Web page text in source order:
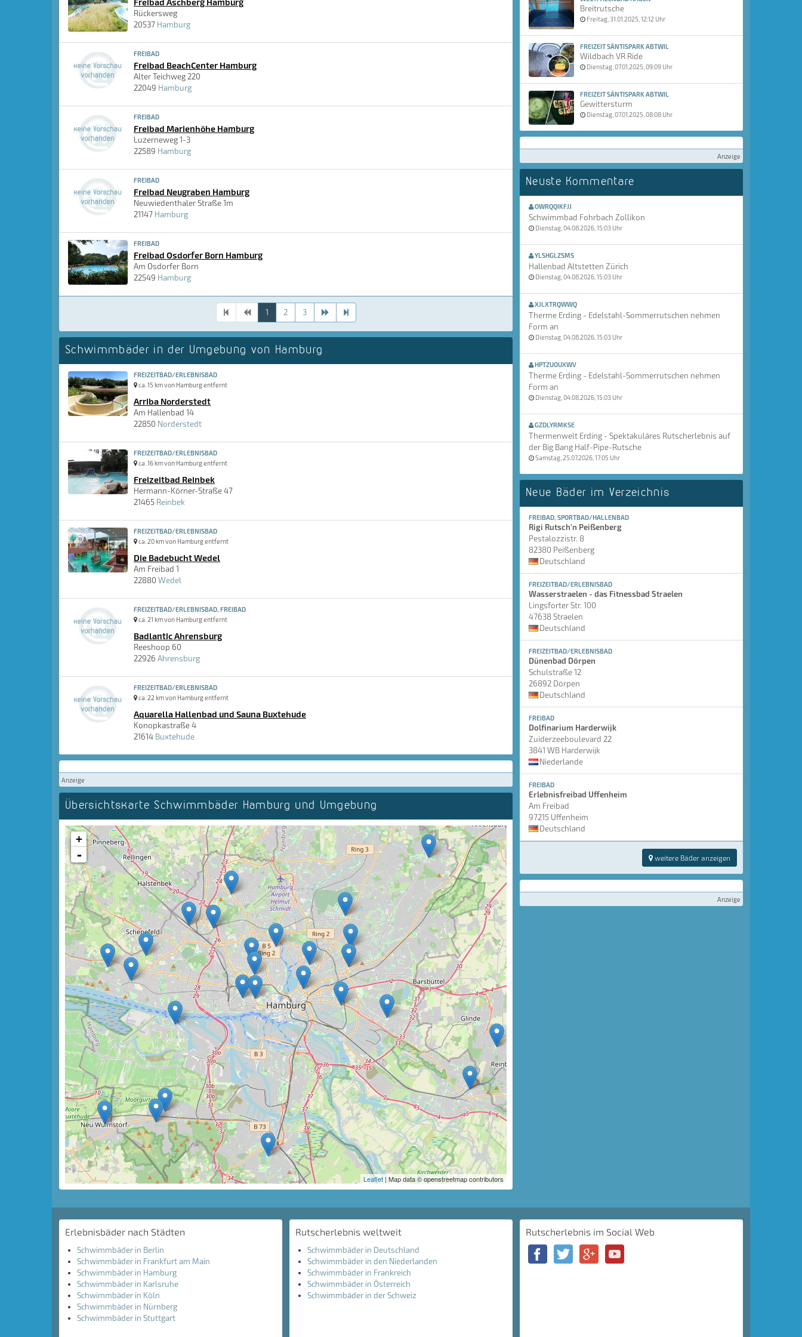
Rückersweg
20537 Hamburg
FREIBAD
Freibad BeachCenter Hamburg
Alter Teichweg 220
22049 Hamburg
FREIBAD
Freibad Marienhöhe Hamburg
Luzerneweg 1-3
22589 Hamburg
FREIBAD
Freibad Neugraben Hamburg
Neuwiedenthaler Straße 1m
21147 Hamburg
FREIBAD
Freibad Osdorfer Born Hamburg
Am Osdorfer Born
22549 Hamburg
1 2 3
Schwimmbäder in der Umgebung von Hamburg
FREIZEITBAD/ERLEBNISBAD
ca. 15 km von Hamburg entfernt
Arriba Norderstedt
Am Hallenbad 14
22850 Norderstedt
FREIZEITBAD/ERLEBNISBAD
ca. 16 km von Hamburg entfernt
Freizeitbad Reinbek
Hermann-Körner-Straße 47
21465 Reinbek
FREIZEITBAD/ERLEBNISBAD
ca. 20 km von Hamburg entfernt
Die Badebucht Wedel
Am Freibad 1
22880 Wedel
FREIZEITBAD/ERLEBNISBAD, FREIBAD
ca. 21 km von Hamburg entfernt
Badlantic Ahrensburg
Reeshoop 60
22926 Ahrensburg
FREIZEITBAD/ERLEBNISBAD
ca. 22 km von Hamburg entfernt
Aquarella Hallenbad und Sauna Buxtehude
Konopkastraße 4
21614 Buxtehude
Anzeige
Übersichtskarte Schwimmbäder Hamburg und Umgebung
+
-
Leaflet | Map data © openstreetmap contributors
Breitrutsche
Freitag, 31.01.2025, 12:12 Uhr
FREIZEIT SÄNTISPARK ABTWIL
Wildbach VR Ride
Dienstag, 07.01.2025, 09:09 Uhr
FREIZEIT SÄNTISPARK ABTWIL
Gewittersturm
Dienstag, 07.01.2025, 08:08 Uhr
Anzeige
Neuste Kommentare
OWRQQIKFJJ
Schwimmbad Fohrbach Zollikon
Dienstag, 04.08.2026, 15:03 Uhr
YLSHGLZSMS
Hallenbad Altstetten Zürich
Dienstag, 04.08.2026, 15:03 Uhr
XJLXTRQWWQ
Therme Erding - Edelstahl-Sommerrutschen nehmen
Form an
Dienstag, 04.08.2026, 15:03 Uhr
HPTZUOUXWV
Therme Erding - Edelstahl-Sommerrutschen nehmen
Form an
Dienstag, 04.08.2026, 15:03 Uhr
GZDLYRMKSE
Thermenwelt Erding - Spektakuläres Rutscherlebnis auf
der Big Bang Half-Pipe-Rutsche
Samstag, 25.07.2026, 17:05 Uhr
Neue Bäder im Verzeichnis
FREIBAD, SPORTBAD/HALLENBAD
Rigi Rutsch'n Peißenberg
Pestalozzistr. 8
82380 Peißenberg
Deutschland
FREIZEITBAD/ERLEBNISBAD
Wasserstraelen - das Fitnessbad Straelen
Lingsforter Str. 100
47638 Straelen
Deutschland
FREIZEITBAD/ERLEBNISBAD
Dünenbad Dörpen
Schulstraße 12
26892 Dörpen
Deutschland
FREIBAD
Dolfinarium Harderwijk
Zuiderzeeboulevard 22
3841 WB Harderwijk
Niederlande
FREIBAD
Erlebnisfreibad Uffenheim
Am Freibad
97215 Uffenheim
Deutschland
weitere Bäder anzeigen
Anzeige
Erlebnisbäder nach Städten
Schwimmbäder in Berlin
Schwimmbäder in Frankfurt am Main
Schwimmbäder in Hamburg
Schwimmbäder in Karlsruhe
Schwimmbäder in Köln
Schwimmbäder in Nürnberg
Schwimmbäder in Stuttgart
Rutscherlebnis weltweit
Schwimmbäder in Deutschland
Schwimmbäder in den Niederlanden
Schwimmbäder in Frankreich
Schwimmbäder in Österreich
Schwimmbäder in der Schweiz
Rutscherlebnis im Social Web